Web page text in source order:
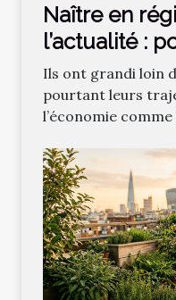
Naître en
l’actualité :
d’acteurs
sportifs
Ils ont grandi loin
pourtant leurs
l’économie comme